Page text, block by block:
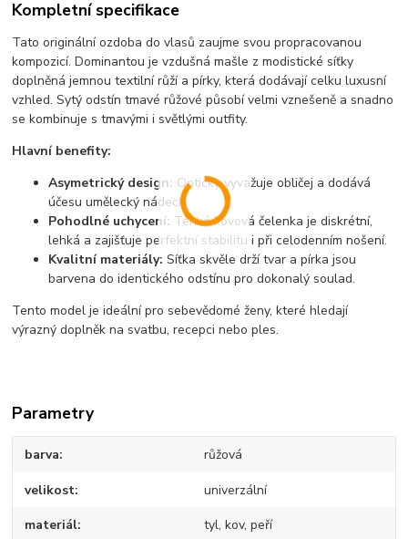
Kompletní specifikace
Tato originální ozdoba do vlasů zaujme svou propracovanou
kompozicí. Dominantou je vzdušná mašle z modistické síťky
doplněná jemnou textilní růží a pírky, která dodávají celku luxusní
vzhled. Sytý odstín tmavé růžové působí velmi vznešeně a snadno
se kombinuje s tmavými i světlými outfity.
Hlavní benefity:
Asymetrický design: Opticky vyvažuje obličej a dodává
účesu umělecký nádech.
Pohodlné uchycení: Tenká kovová čelenka je diskrétní,
lehká a zajišťuje perfektní stabilitu i při celodenním nošení.
Kvalitní materiály: Síťka skvěle drží tvar a pírka jsou
barvena do identického odstínu pro dokonalý soulad.
Tento model je ideální pro sebevědomé ženy, které hledají
výrazný doplněk na svatbu, recepci nebo ples.
Parametry
barva růžová
velikost univerzální
materiál tyl, kov, peří